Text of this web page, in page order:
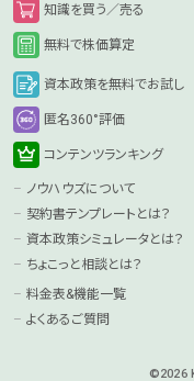
知識を買う／売る
無料で株価算定
資本政策を無料でお試し
匿名360°評価
コンテンツランキング
ノウハウズについて
契約書テンプレートとは？
資本政策シミュレータとは？
ちょこっと相談とは？
料金表&機能一覧
よくあるご質問
©2026